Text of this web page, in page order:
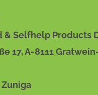
OPTIONEN
AUF
& Selfhelp Products
17, A-8111
Zuniga